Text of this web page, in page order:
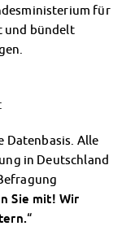
für
und bündelt
Datenbasis. Alle
in Deutschland
Sie mit! Wir
“